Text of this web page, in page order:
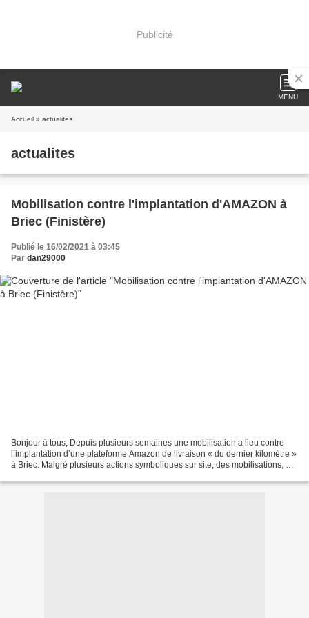
Publicité
MENU
Accueil » actualites
actualites
Mobilisation contre l'implantation d'AMAZON à
Briec (Finistère)
Publié le 16/02/2021 à 03:45
Par dan29000
Bonjour à tous, Depuis plusieurs semaines une mobilisation a lieu contre
l’implantation d’une plateforme Amazon de livraison « du dernier kilomètre »
à Briec. Malgré plusieurs actions symboliques sur site, des mobilisations, de